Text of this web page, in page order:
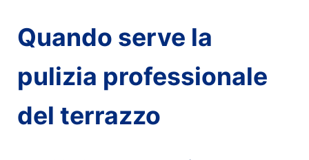
Quando serve la
pulizia professionale
del terrazzo